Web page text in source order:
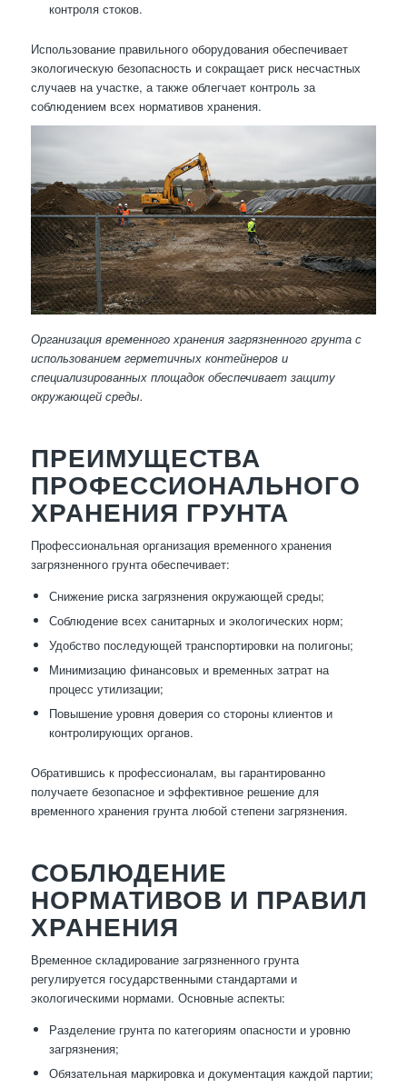
контроля стоков.
Использование правильного оборудования обеспечивает
экологическую безопасность и сокращает риск несчастных
случаев на участке, а также облегчает контроль за
соблюдением всех нормативов хранения.
Организация временного хранения загрязненного грунта с
использованием герметичных контейнеров и
специализированных площадок обеспечивает защиту
окружающей среды.
ПРЕИМУЩЕСТВА
ПРОФЕССИОНАЛЬНОГО
ХРАНЕНИЯ ГРУНТА
Профессиональная организация временного хранения
загрязненного грунта обеспечивает:
Снижение риска загрязнения окружающей среды;
Соблюдение всех санитарных и экологических норм;
Удобство последующей транспортировки на полигоны;
Минимизацию финансовых и временных затрат на
процесс утилизации;
Повышение уровня доверия со стороны клиентов и
контролирующих органов.
Обратившись к профессионалам, вы гарантированно
получаете безопасное и эффективное решение для
временного хранения грунта любой степени загрязнения.
СОБЛЮДЕНИЕ
НОРМАТИВОВ И ПРАВИЛ
ХРАНЕНИЯ
Временное складирование загрязненного грунта
регулируется государственными стандартами и
экологическими нормами. Основные аспекты:
Разделение грунта по категориям опасности и уровню
загрязнения;
Обязательная маркировка и документация каждой партии;